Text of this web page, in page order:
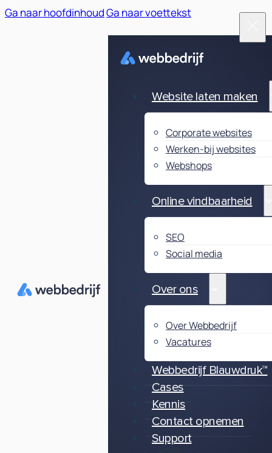
Ga naar hoofdinhoudGa naar voettekst
Website laten maken
Corporate websites
Werken-bij websites
Webshops
Online vindbaarheid
SEO
Social media
Over ons
Over Webbedrijf
Vacatures
Webbedrijf Blauwdruk™
Cases
Kennis
Contact opnemen
Support